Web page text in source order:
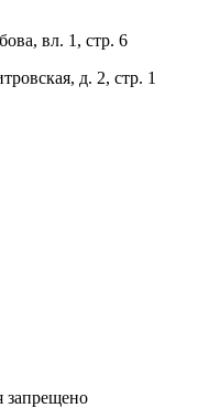
вл. 1, стр. 6
д. 2, стр. 1
запрещено